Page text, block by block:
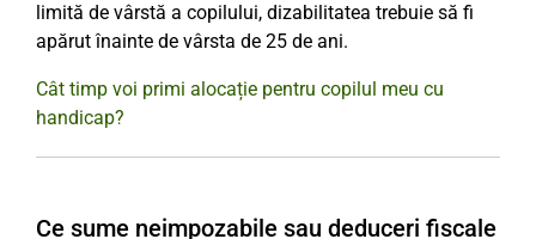
limită de vârstă a copilului, dizabilitatea trebuie să fi
apărut înainte de vârsta de 25 de ani.
Cât timp voi primi alocație pentru copilul meu cu
handicap?
Ce sume neimpozabile sau deduceri fiscale